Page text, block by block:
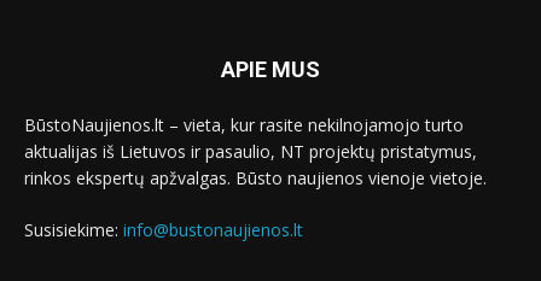
APIE MUS
BūstoNaujienos.lt – vieta, kur rasite nekilnojamojo turto
aktualijas iš Lietuvos ir pasaulio, NT projektų pristatymus,
rinkos ekspertų apžvalgas. Būsto naujienos vienoje vietoje.
Susisiekime: info@bustonaujienos.lt